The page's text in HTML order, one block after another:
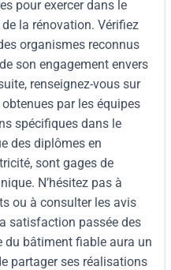
pour exercer dans le
la rénovation. Vérifiez
organismes reconnus
son engagement envers
renseignez-vous sur
par les équipes
spécifiques dans le
des diplômes en
sont gages de
N’hésitez pas à
ou à consulter les avis
satisfaction passée des
du bâtiment fiable aura un
partager ses réalisations